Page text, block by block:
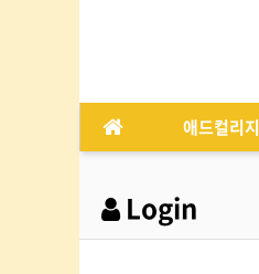
애드컬리지
Login